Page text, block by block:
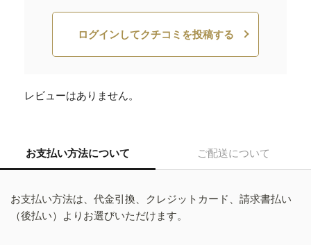
ログインしてクチコミを投稿する
レビューはありません。
お支払い方法について ご配送について
お支払い方法は、代金引換、クレジットカード、請求書払い
（後払い）よりお選びいただけます。